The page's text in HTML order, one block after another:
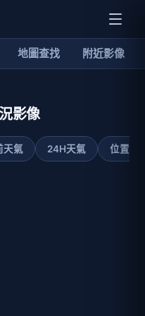
地圖查找 附近影像
影像
天氣 24H天氣 位置地